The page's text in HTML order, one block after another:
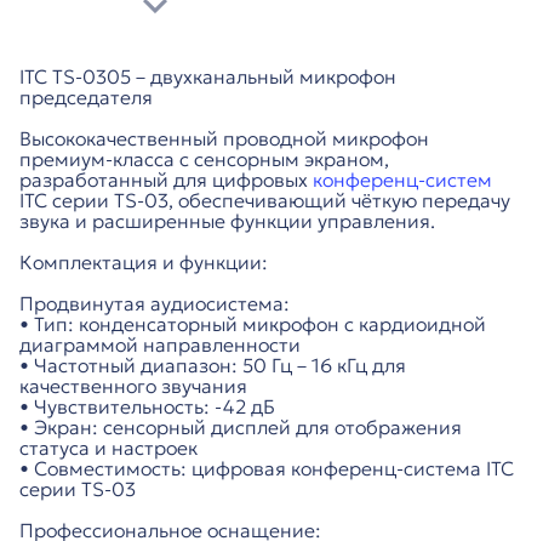
ITC TS-0305 – двухканальный микрофон
председателя
Высококачественный проводной микрофон
премиум-класса с сенсорным экраном,
разработанный для цифровых конференц-систем
ITC серии TS-03, обеспечивающий чёткую передачу
звука и расширенные функции управления.
Комплектация и функции:
Продвинутая аудиосистема:
• Тип: конденсаторный микрофон с кардиоидной
диаграммой направленности
• Частотный диапазон: 50 Гц – 16 кГц для
качественного звучания
• Чувствительность: -42 дБ
• Экран: сенсорный дисплей для отображения
статуса и настроек
• Совместимость: цифровая конференц-система ITC
серии TS-03
Профессиональное оснащение: